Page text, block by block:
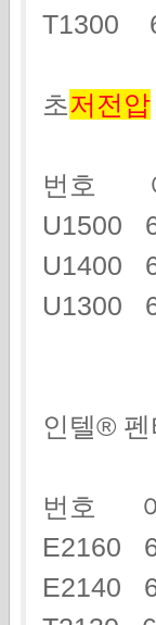
T1300
초저전압
번호
U1300
인텔®
번호
E2160
E2140